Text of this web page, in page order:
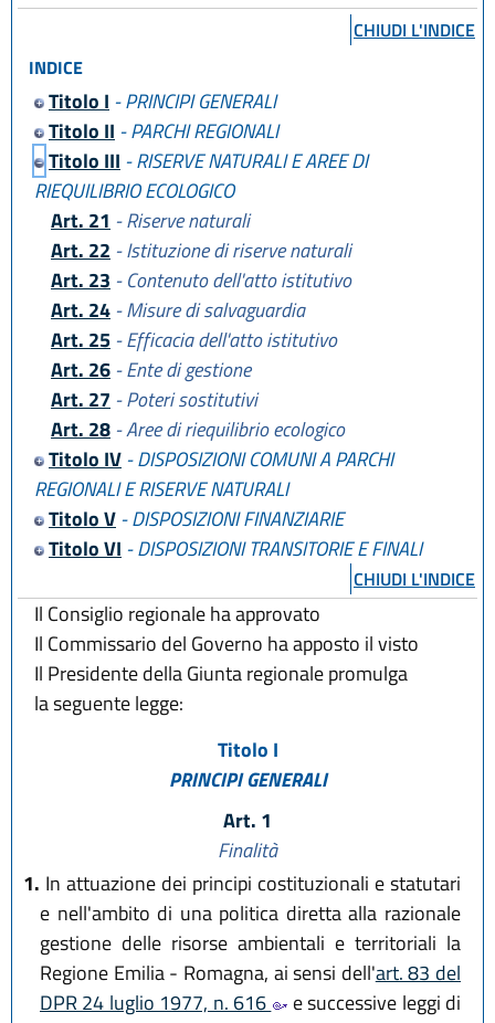
CHIUDI L'INDICE
INDICE
Titolo I - PRINCIPI GENERALI
Titolo II - PARCHI REGIONALI
Titolo III - RISERVE NATURALI E AREE DI
RIEQUILIBRIO ECOLOGICO
Art. 21 - Riserve naturali
Art. 22 - Istituzione di riserve naturali
Art. 23 - Contenuto dell'atto istitutivo
Art. 24 - Misure di salvaguardia
Art. 25 - Efficacia dell'atto istitutivo
Art. 26 - Ente di gestione
Art. 27 - Poteri sostitutivi
Art. 28 - Aree di riequilibrio ecologico
Titolo IV- DISPOSIZIONI COMUNI A PARCHI
REGIONALI E RISERVE NATURALI
Titolo V- DISPOSIZIONI FINANZIARIE
Titolo VI - DISPOSIZIONI TRANSITORIE E FINALI
CHIUDI L'INDICE
Il Consiglio regionale ha approvato
Il Commissario del Governo ha apposto il visto
Il Presidente della Giunta regionale promulga
la seguente legge:
Titolo I
PRINCIPI GENERALI
Art. 1
Finalità
1. In attuazione dei principi costituzionali e statutari
e nell'ambito di una politica diretta alla razionale
gestione delle risorse ambientali e territoriali la
Regione Emilia - Romagna, ai sensi dell'art. 83 del
DPR 24 luglio 1977, n. 616
e successive leggi di